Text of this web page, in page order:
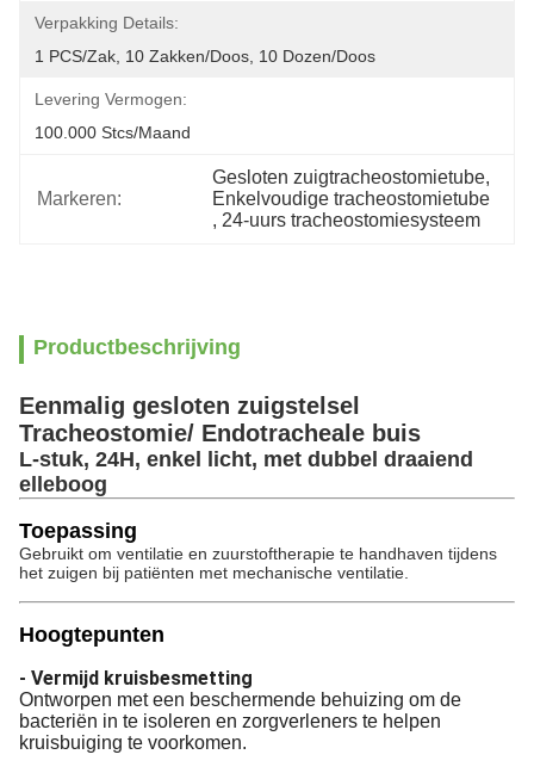
Verpakking Details:
1 PCS/zak, 10 Zakken/doos, 10 Dozen/doos
Levering Vermogen:
100.000 Stcs/maand
Markeren:
Gesloten zuigtracheostomietube
Enkelvoudige tracheostomietube
, 24-uurs tracheostomiesysteem
Productbeschrijving
Eenmalig gesloten zuigstelsel
Tracheostomie/ Endotracheale buis
L-stuk, 24H, enkel licht, met dubbel draaiend
elleboog
Toepassing
Gebruikt om ventilatie en zuurstoftherapie te handhaven tijdens
het zuigen bij patiënten met mechanische ventilatie.
Hoogtepunten
- Vermijd kruisbesmetting
Ontworpen met een beschermende behuizing om de
bacteriën in te isoleren en zorgverleners te helpen
kruisbuiging te voorkomen.